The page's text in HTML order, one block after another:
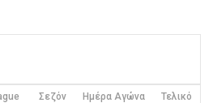
Σεζόν Ημέρα Αγώνα Τελικό